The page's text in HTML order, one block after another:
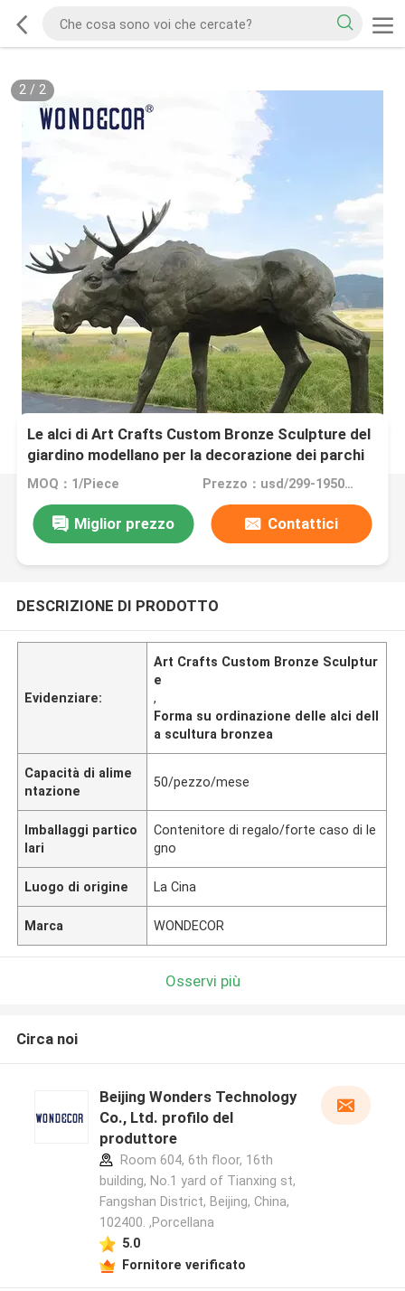
2/ 2
Le alci di Art Crafts Custom Bronze Sculpture del
giardino modellano per la decorazione dei parchi
MOQ：1/Piece Prezzo：usd/299-19500/Piece
Miglior prezzo Contattici
DESCRIZIONE DI PRODOTTO
Evidenziare:
Art Crafts Custom Bronze Sculptur
e
,
Forma su ordinazione delle alci dell
a scultura bronzea
Capacità di alime
ntazione
50/pezzo/mese
Imballaggi partico
lari
Contenitore di regalo/forte caso di le
gno
Luogo di origine La Cina
Marca WONDECOR
Osservi più
Circa noi
Beijing Wonders Technology
Co., Ltd. profilo del
produttore
Room 604, 6th floor, 16th
building, No.1 yard of Tianxing st,
Fangshan District, Beijing, China,
102400. ,Porcellana
5.0
Fornitore verificato